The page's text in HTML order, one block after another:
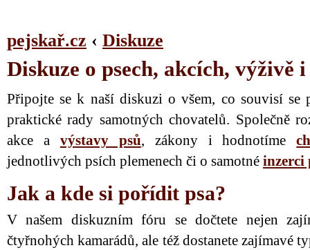
pejskař.cz ‹ Diskuze
Diskuze o psech, akcích, výživě
Připojte se k naší diskuzi o všem, co souvisí se
praktické rady samotných chovatelů. Společně
akce a výstavy psů, zákony i hodnotíme
jednotlivých psích plemenech či o samotné inzerci
Jak a kde si pořídit psa?
V našem diskuzním fóru se dočtete nejen
čtyřnohých kamarádů, ale též dostanete zajímavé